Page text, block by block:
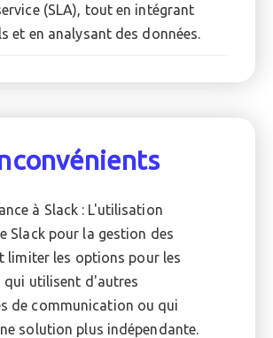
(SLA), tout en intégrant
et en analysant des données.
à Slack : L'utilisation
Slack pour la gestion des
limiter les options pour les
qui utilisent d'autres
de communication ou qui
solution plus indépendante.